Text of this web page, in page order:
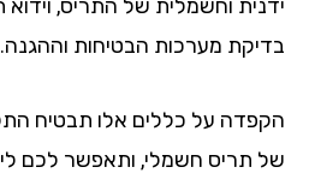
וחשמלית של התריס, וידוא
מערכות הבטיחות וההגנה.
על כללים אלו תבטיח התקנה
תריס חשמלי, ותאפשר לכם ליהנות